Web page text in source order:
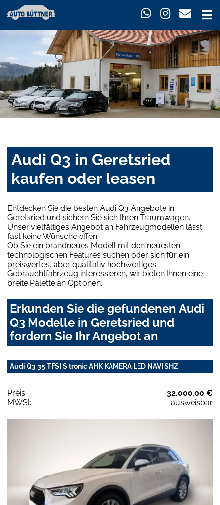
Audi Q3 in Geretsried
kaufen oder leasen
Entdecken Sie die besten Audi Q3 Angebote in
Geretsried und sichern Sie sich Ihren Traumwagen.
Unser vielfältiges Angebot an Fahrzeugmodellen lässt
fast keine Wünsche offen.
Ob Sie ein brandneues Modell mit den neuesten
technologischen Features suchen oder sich für ein
preiswertes, aber qualitativ hochwertiges
Gebrauchtfahrzeug interessieren, wir bieten Ihnen eine
breite Palette an Optionen.
Erkunden Sie die gefundenen Audi
Q3 Modelle in Geretsried und
fordern Sie Ihr Angebot an
Audi Q3 35 TFSI S tronic AHK KAMERA LED NAVI SHZ
Preis:
32.000,00 €
MWSt:
ausweisbar